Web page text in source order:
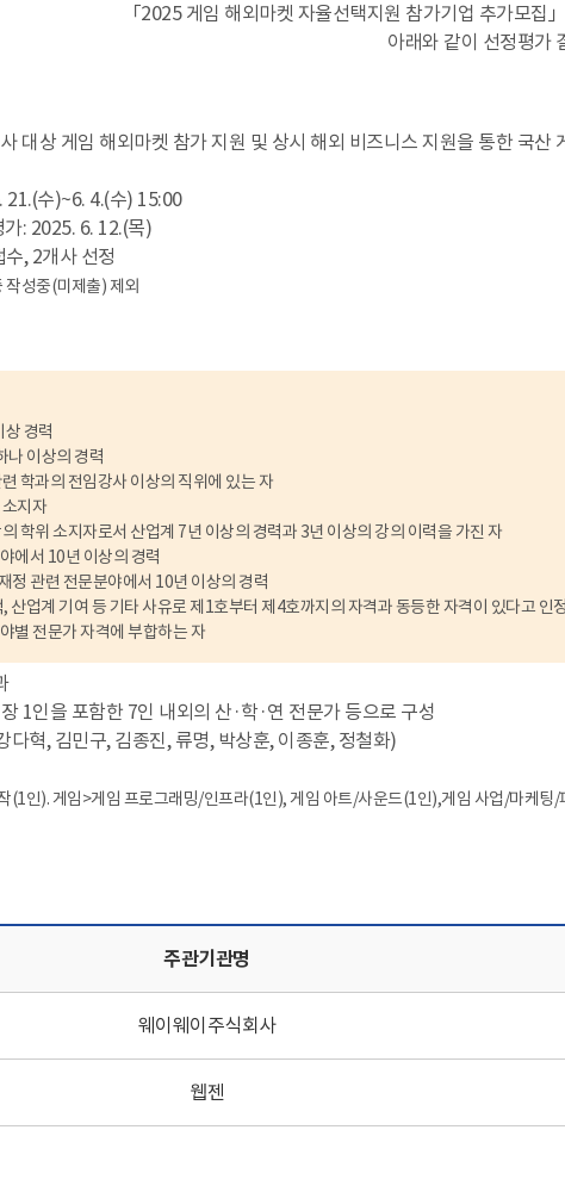
「2025 게임 해외마켓 자율선택지원 참가기업 추가모
아래와 같이 선정평가
대상 게임 해외마켓 참가 지원 및 상시 해외 비즈니스 지원을 통한 국산
21.(수)~6. 4.(수) 15:00
: 2025. 6. 12.(목)
, 2개사 선정
성중(미제출) 제외
상 경력
나 이상의 경력
학과의 전임강사 이상의 직위에 있는 자
지자
학위 소지자로서 산업계 7년 이상의 경력과 3년 이상의 강의 이력을 가진 자
에서 10년 이상의 경력
정 관련 전문분야에서 10년 이상의 경력
산업계 기여 등 기타 사유로 제1호부터 제4호까지의 자격과 동등한 자격이 있다고 인
별 전문가 자격에 부합하는 자
1인을 포함한 7인 내외의 산·학·연 전문가 등으로 구성
다혁, 김민구, 김종진, 류명, 박상훈, 이종훈, 정철화)
(1인). 게임>게임 프로그래밍/인프라(1인), 게임 아트/사운드(1인),게임 사업/마케팅
선정결과 | 주관기관명
주관기관명
웨이웨이주식회사
웹젠